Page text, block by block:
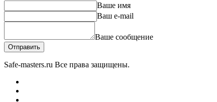
Ваше имя
Ваш e-mail
Ваше сообщение
Отправить
Safe-masters.ru Все права защищены.